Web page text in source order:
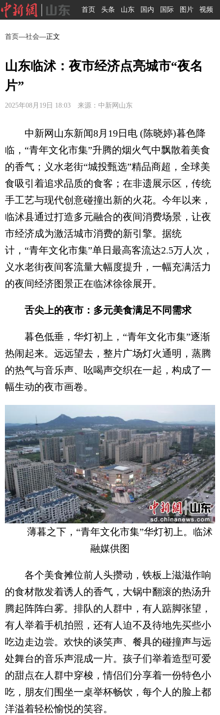
首页 头条 山东 国内 国际 图片 视频
首页—社会—正文
山东临沭：夜市经济点亮城市“夜名
片”
2025年08月19日 18:03 来源：中新网山东
中新网山东新闻8月19日电 (陈晓婷)暮色降
临，“青年文化市集”升腾的烟火气中飘散着美食
的香气；义水老街“城投甄选”精品商超，全球美
食吸引着追求品质的食客；在非遗展示区，传统
手工艺与现代创意碰撞出新的火花。今年以来，
临沭县通过打造多元融合的夜间消费场景，让夜
市经济成为激活城市消费的新引擎。据统
计，“青年文化市集”单日最高客流达2.5万人次，
义水老街夜间客流量大幅度提升，一幅充满活力
的夜间经济图景正在临沭徐徐展开。
舌尖上的夜市：多元美食满足不同需求
暮色低垂，华灯初上，“青年文化市集”逐渐
热闹起来。远远望去，整片广场灯火通明，蒸腾
的热气与音乐声、吆喝声交织在一起，构成了一
幅生动的夜市画卷。
薄暮之下，“青年文化市集”华灯初上。临沭
融媒供图
各个美食摊位前人头攒动，铁板上滋滋作响
的食材散发着诱人的香气，大锅中翻滚的热汤升
腾起阵阵白雾。排队的人群中，有人踮脚张望，
有人举着手机拍照，还有人迫不及待地先买些小
吃边走边尝。欢快的谈笑声、餐具的碰撞声与远
处舞台的音乐声混成一片。孩子们举着造型可爱
的甜点在人群中穿梭，情侣们分享着一份特色小
吃，朋友们围坐一桌举杯畅饮，每个人的脸上都
洋溢着轻松愉悦的笑容。